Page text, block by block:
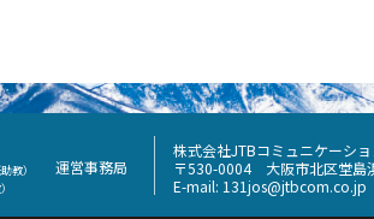
教） 運営事務局
株式会社JTBコミュニケーシ
〒530-0004
大阪市北区堂島
E-mail: 131jos@jtbcom.co.jp